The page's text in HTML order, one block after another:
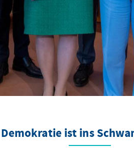
ist ins